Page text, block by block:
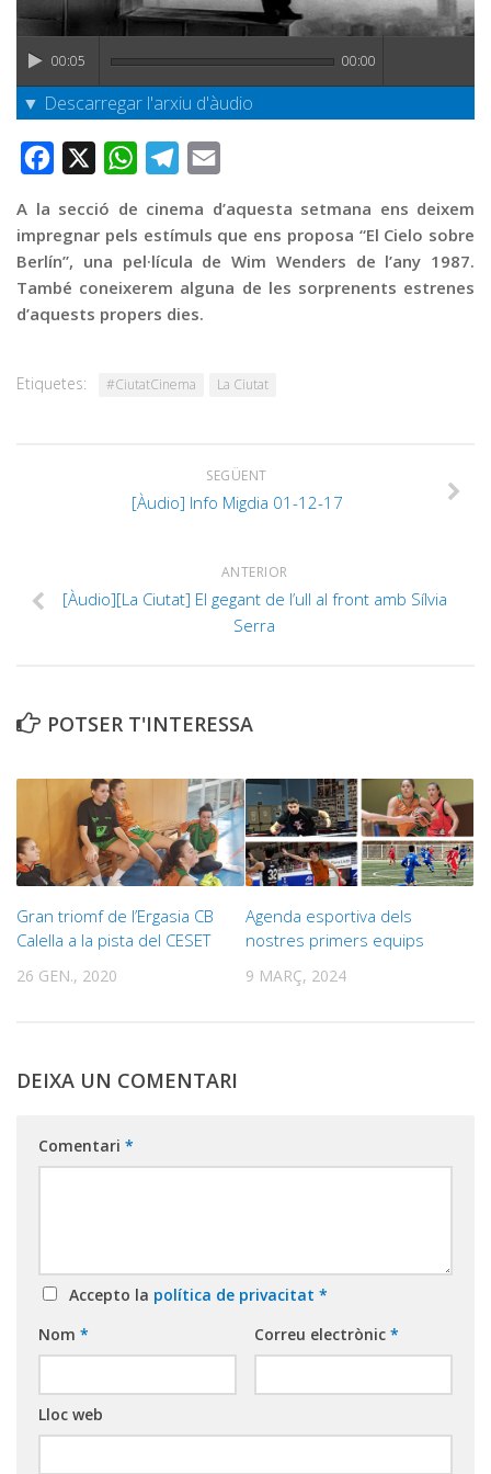
Publicitat
Contacte
00:05 00:00
▼ Descarregar l'arxiu d'àudio
Facebook WhatsAppTelegram
A la secció de cinema d’aquesta setmana ens deixem
impregnar pels estímuls que ens proposa “El Cielo sobre
Berlín”, una pel·lícula de Wim Wenders de l’any 1987.
També coneixerem alguna de les sorprenents estrenes
d’aquests propers dies.
Etiquetes: #CiutatCinema La Ciutat
SEGÜENT
[Àudio] Info Migdia 01-12-17
ANTERIOR
[Àudio][La Ciutat] El gegant de l’ull al front amb Sílvia
Serra
POTSER T'INTERESSA
Gran triomf de l’Ergasia CB
Calella a la pista del CESET
26 GEN., 2020
Agenda esportiva dels
nostres primers equips
9 MARÇ, 2024
DEIXA UN COMENTARI
Comentari *
Accepto la política de privacitat *
Nom * Correu electrònic *
Lloc web